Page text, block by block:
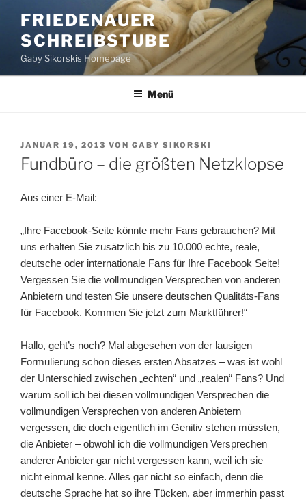
Inhalt
springen
FRIEDENAUER
SCHREIBSTUBE
Gaby Sikorskis Homepage
Menü
VERÖFFENTLICHT
AM
JANUAR 19, 2013 VON GABY SIKORSKI
Fundbüro – die größten Netzklopse
Aus einer E-Mail:
„Ihre Facebook-Seite könnte mehr Fans gebrauchen? Mit
uns erhalten Sie zusätzlich bis zu 10.000 echte, reale,
deutsche oder internationale Fans für Ihre Facebook Seite!
Vergessen Sie die vollmundigen Versprechen von anderen
Anbietern und testen Sie unsere deutschen Qualitäts-Fans
für Facebook. Kommen Sie jetzt zum Marktführer!“
Hallo, geht’s noch? Mal abgesehen von der lausigen
Formulierung schon dieses ersten Absatzes – was ist wohl
der Unterschied zwischen „echten“ und „realen“ Fans? Und
warum soll ich bei diesen vollmundigen Versprechen die
vollmundigen Versprechen von anderen Anbietern
vergessen, die doch eigentlich im Genitiv stehen müssten,
die Anbieter – obwohl ich die vollmundigen Versprechen
anderer Anbieter gar nicht vergessen kann, weil ich sie
nicht einmal kenne. Alles gar nicht so einfach, denn die
deutsche Sprache hat so ihre Tücken, aber immerhin passt